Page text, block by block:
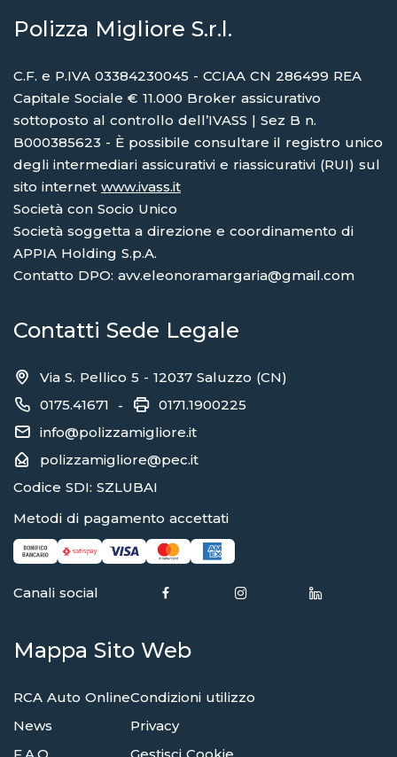
Polizza Migliore S.r.l.
C.F. e P.IVA 03384230045 - CCIAA CN 286499 REA
Capitale Sociale € 11.000 Broker assicurativo
sottoposto al controllo dell’IVASS | Sez B n.
B000385623 - È possibile consultare il registro unico
degli intermediari assicurativi e riassicurativi (RUI) sul
sito internet www.ivass.it
Società con Socio Unico
Società soggetta a direzione e coordinamento di
APPIA Holding S.p.A.
Contatto DPO: avv.eleonoramargaria@gmail.com
Contatti Sede Legale
Via S. Pellico 5 - 12037 Saluzzo (CN)
0175.41671 -
0171.1900225
info@polizzamigliore.it
polizzamigliore@pec.it
Codice SDI: SZLUBAI
Metodi di pagamento accettati
Canali social
Mappa Sito Web
RCA Auto Online
News
Condizioni utilizzo
Privacy